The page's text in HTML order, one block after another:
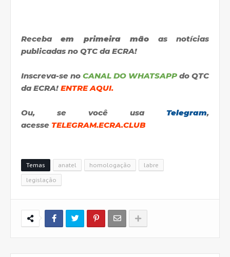
Recebaem primeira mão as notícias
publicadas no QTC da ECRA!
Inscreva-se no CANAL DO WHATSAPP do QTC
da ECRA! ENTRE AQUI.
Ou, se você usa Telegram,
acesse TELEGRAM.ECRA.CLUB
Temas anatel homologação labre
legislação